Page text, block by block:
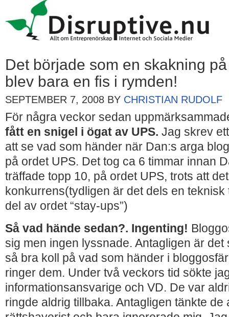
Det började som en skakning
blev bara en fis i rymden!
SEPTEMBER 7, 2008 BY CHRISTIAN RUDOLF
För några veckor sedan
fått en snigel i ögat av UPS. Jag skrev
att se vad som händer när Dan:s arga
på ordet UPS. Det tog ca 6 timmar innan
träffade topp 10, på ordet UPS, trots att
konkurrens(tydligen är det dels en
del av ordet “stay-ups”)
Så vad hände sedan?. Ingenting!
sig men ingen lyssnade. Antagligen är det
så bra koll på vad som händer i
ringer dem. Under två veckors tid sökte
informationsansvarige och VD. De var
ringde aldrig tillbaka. Antagligen tänkte de